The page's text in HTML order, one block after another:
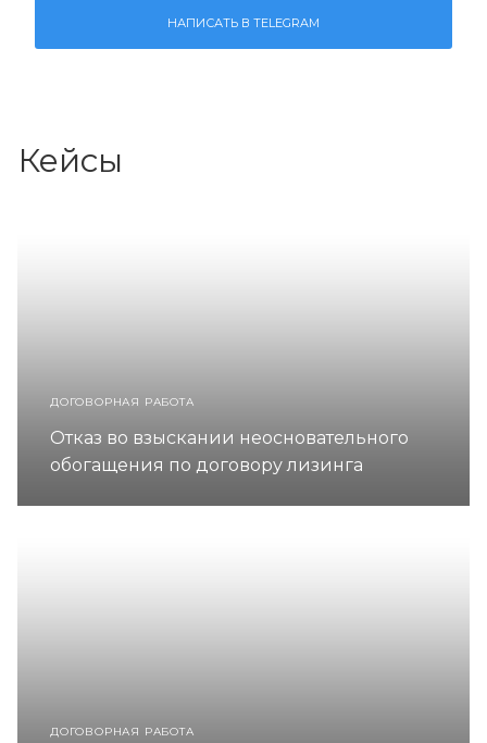
НАПИСАТЬ В TELEGRAM
Кейсы
ДОГОВОРНАЯ РАБОТА
Отказ во взыскании неосновательного
обогащения по договору лизинга
ДОГОВОРНАЯ РАБОТА